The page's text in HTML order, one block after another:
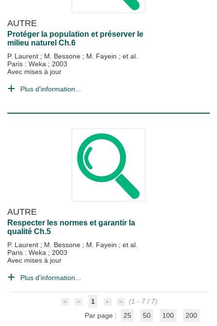
AUTRE
Protéger la population et préserver le
milieu naturel Ch.6
P. Laurent ; M. Bessone ; M. Fayein ; et al.
Paris : Weka ; 2003
Avec mises à jour
Plus d'information...
AUTRE
Respecter les normes et garantir la
qualité Ch.5
P. Laurent ; M. Bessone ; M. Fayein ; et al.
Paris : Weka ; 2003
Avec mises à jour
Plus d'information...
1
(1 - 7 / 7)
Par page :
25 50 100 200